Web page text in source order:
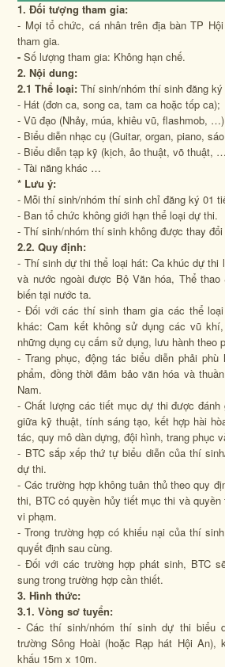
1. Đối tượng tham gia:
- Mọi tổ chức, cá nhân trên địa bàn TP
tham gia.
-Số lượng tham gia: Không hạn chế.
2. Nội dung:
2.1 Thể loại:Thí sinh/nhóm thí sinh đăng
- Hát (đơn ca, song ca, tam ca hoặc tốp ca);
- Vũ đạo (Nhảy, múa, khiêu vũ, flashmob,
- Biểu diễn nhạc cụ (Guitar, organ, piano,
- Biểu diễn tạp kỹ (kịch, ảo thuật, võ thuật,
- Tài năng khác …
* Lưu ý:
- Mỗi thí sinh/nhóm thí sinh chỉ đăng ký 01
- Ban tổ chức không giới hạn thể loại dự thi.
- Thí sinh/nhóm thí sinh không được thay
2.2. Quy định:
- Thí sinh dự thi thể loại hát: Ca khúc dự thi
và nước ngoài được Bộ Văn hóa, Thể
biến tại nước ta.
- Đối với các thí sinh tham gia các thể
khác: Cam kết không sử dụng các vũ
những dụng cụ cấm sử dụng, lưu hành theo
- Trang phục, động tác biểu diễn phải
phẩm, đồng thời đảm bảo văn hóa và
Nam.
- Chất lượng các tiết mục dự thi được
giữa kỹ thuật, tính sáng tạo, kết hợp hài
tác, quy mô dàn dựng, đội hình, trang phục
- BTC sắp xếp thứ tự biểu diễn của thí
dự thi.
- Các trường hợp không tuân thủ theo quy
thi, BTC có quyền hủy tiết mục thi và
vi phạm.
- Trong trường hợp có khiếu nại của thí
quyết định sau cùng.
- Đối với các trường hợp phát sinh, BTC
sung trong trường hợp cần thiết.
3. Hình thức:
3.1. Vòng sơ tuyển:
- Các thí sinh/nhóm thí sinh dự thi biểu
trường Sông Hoài (hoặc Rạp hát Hội An),
khấu 15m x 10m.